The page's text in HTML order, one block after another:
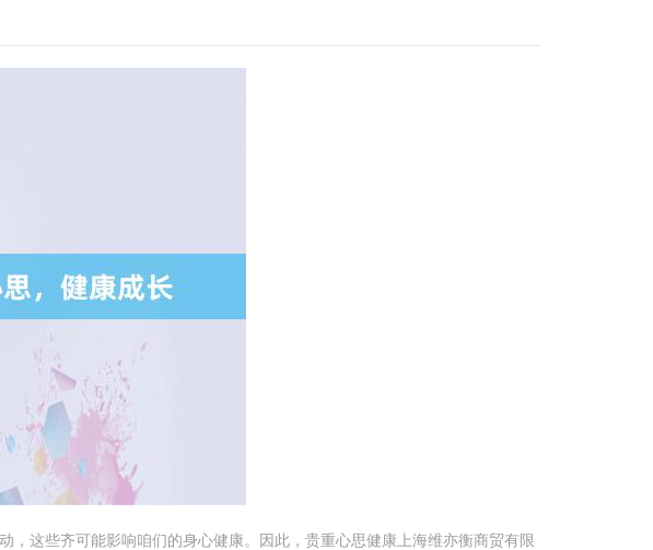
这些齐可能影响咱们的身心健康。因此，贵重心思健康上海维亦衡商贸有限